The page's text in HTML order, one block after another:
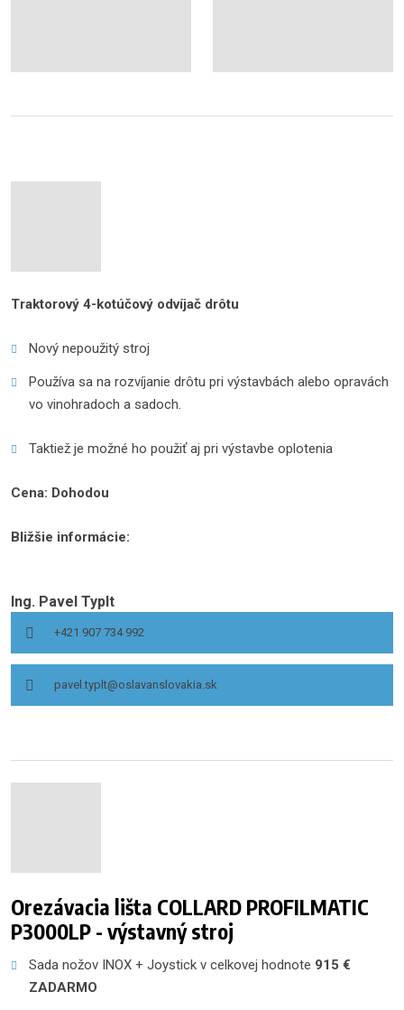
Traktorový 4-kotúčový odvíjač drôtu
Nový nepoužitý stroj
Používa sa na rozvíjanie drôtu pri výstavbách alebo opravách
vo vinohradoch a sadoch.
Taktiež je možné ho použiť aj pri výstavbe oplotenia
Cena: Dohodou
Bližšie informácie:
Ing. Pavel Typlt
+421 907 734 992
pavel.typlt@oslavanslovakia.sk
Orezávacia lišta COLLARD PROFILMATIC
P3000LP - výstavný stroj
Sada nožov INOX + Joystick v celkovej hodnote 915 €
ZADARMO